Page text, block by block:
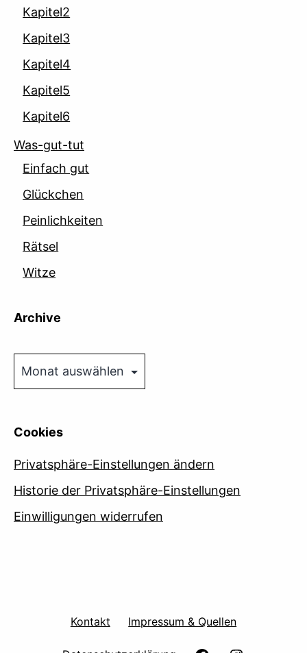
Kapitel2
Kapitel3
Kapitel4
Kapitel5
Kapitel6
Was-gut-tut
Einfach gut
Glückchen
Peinlichkeiten
Rätsel
Witze
Archive
Cookies
Privatsphäre-Einstellungen ändern
Historie der Privatsphäre-Einstellungen
Einwilligungen widerrufen
Kontakt Impressum & Quellen